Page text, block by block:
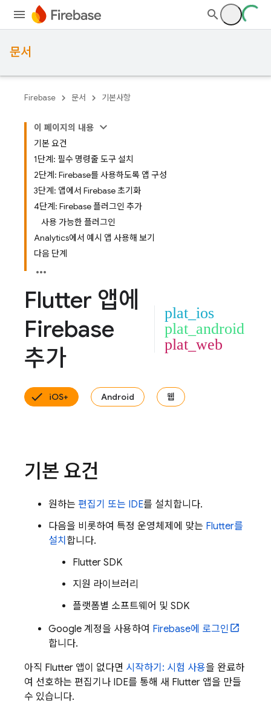
문서
Firebase 문서 기본사항
이 페이지의 내용
기본 요건
1단계: 필수 명령줄 도구 설치
2단계: Firebase를 사용하도록 앱 구성
3단계: 앱에서 Firebase 초기화
4단계: Firebase 플러그인 추가
사용 가능한 플러그인
Analytics에서 예시 앱 사용해 보기
다음 단계
Flutter 앱에
Firebase
추가
plat_ios
plat_android
plat_web
iOS+ Android 웹
기본 요건
원하는 편집기 또는 IDE를 설치합니다.
다음을 비롯하여 특정 운영체제에 맞는 Flutter를
설치 합니다.
Flutter SDK
지원 라이브러리
플랫폼별 소프트웨어 및 SDK
Google 계정을 사용하여 Firebase에 로그인
합니다.
아직 Flutter 앱이 없다면 시작하기: 시험 사용을 완료하
여 선호하는 편집기나 IDE를 통해 새 Flutter 앱을 만들
수 있습니다.